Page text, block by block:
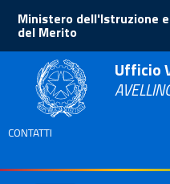
Ministero dell'Istruzione e
del Merito
Ufficio
CONTATTI